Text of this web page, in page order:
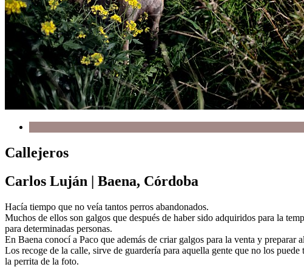
Callejeros
Carlos Luján | Baena, Córdoba
Hacía tiempo que no veía tantos perros abandonados.
Muchos de ellos son galgos que después de haber sido adquiridos para la
para determinadas personas.
En Baena conocí a Paco que además de criar galgos para la venta y
Los recoge de la calle, sirve de guardería para aquella gente que no los
la perrita de la foto.